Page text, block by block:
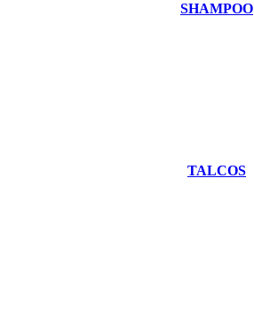
SHAMPOO
TALCOS